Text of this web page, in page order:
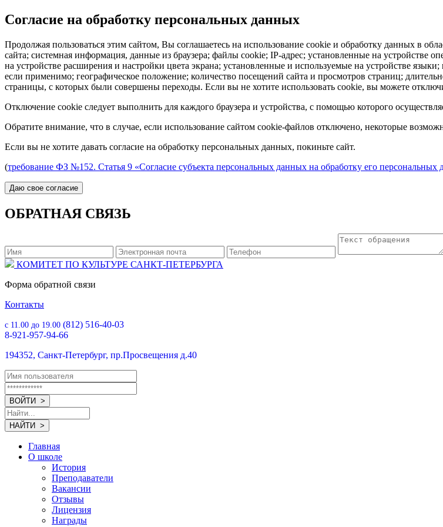
Согласие на обработку персональных данных
Продолжая пользоваться этим сайтом, Вы соглашаетесь на использование cookie и обработку данных в
сайта; системная информация, данные из браузера; файлы cookie; IP-адрес; установленные на устройстве
на устройстве расширения и настройки цвета экрана; установленные и используемые на устройстве
если применимо; географическое положение; количество посещений сайта и просмотров страниц;
страницы, с которых были совершены переходы. Если вы не хотите использовать cookie, вы можете
Отключение cookie следует выполнить для каждого браузера и устройства, с помощью которого
Обратите внимание, что в случае, если использование сайтом cookie-файлов отключено, некоторые
Если вы не хотите давать согласие на обработку персональных данных, покиньте сайт.
(требование ФЗ №152. Статья 9 «Согласие субъекта персональных данных на обработку его персональных
ОБРАТНАЯ СВЯЗЬ
КОМИТЕТ ПО КУЛЬТУРЕ САНКТ-ПЕТЕРБУРГА
Форма обратной связи
Контакты
с 11.00 до 19.00 (812) 516-40-03
8-921-957-94-66
194352, Санкт-Петербург, пр.Просвещения д.40
Главная
О школе
История
Преподаватели
Вакансии
Отзывы
Лицензия
Награды